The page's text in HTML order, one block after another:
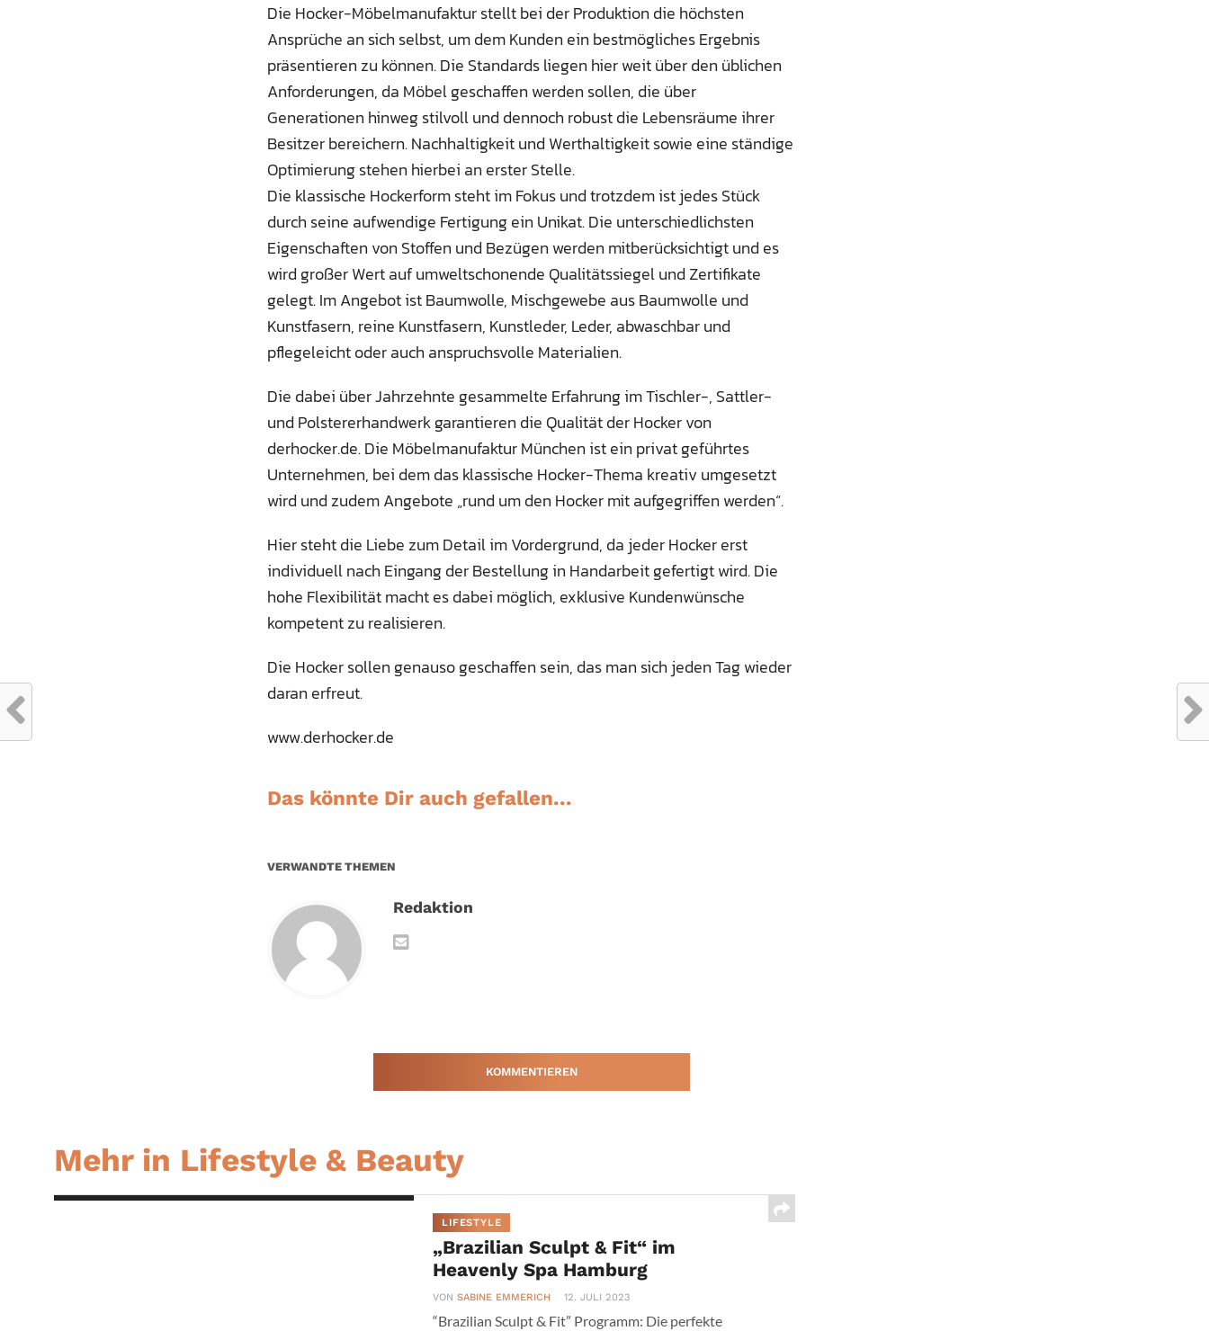
Die Hocker-Möbelmanufaktur stellt bei der Produktion die höchsten
Ansprüche an sich selbst, um dem Kunden ein bestmögliches Ergebnis
präsentieren zu können. Die Standards liegen hier weit über den üblichen
Anforderungen, da Möbel geschaffen werden sollen, die über
Generationen hinweg stilvoll und dennoch robust die Lebensräume ihrer
Besitzer bereichern. Nachhaltigkeit und Werthaltigkeit sowie eine ständige
Optimierung stehen hierbei an erster Stelle.
Die klassische Hockerform steht im Fokus und trotzdem ist jedes Stück
durch seine aufwendige Fertigung ein Unikat. Die unterschiedlichsten
Eigenschaften von Stoffen und Bezügen werden mitberücksichtigt und es
wird großer Wert auf umweltschonende Qualitätssiegel und Zertifikate
gelegt. Im Angebot ist Baumwolle, Mischgewebe aus Baumwolle und
Kunstfasern, reine Kunstfasern, Kunstleder, Leder, abwaschbar und
pflegeleicht oder auch anspruchsvolle Materialien.
Die dabei über Jahrzehnte gesammelte Erfahrung im Tischler-, Sattler-
und Polstererhandwerk garantieren die Qualität der Hocker von
derhocker.de. Die Möbelmanufaktur München ist ein privat geführtes
Unternehmen, bei dem das klassische Hocker-Thema kreativ umgesetzt
wird und zudem Angebote „rund um den Hocker mit aufgegriffen werden“.
Hier steht die Liebe zum Detail im Vordergrund, da jeder Hocker erst
individuell nach Eingang der Bestellung in Handarbeit gefertigt wird. Die
hohe Flexibilität macht es dabei möglich, exklusive Kundenwünsche
kompetent zu realisieren.
Die Hocker sollen genauso geschaffen sein, das man sich jeden Tag wieder
daran erfreut.
www.derhocker.de
Das könnte Dir auch gefallen...
VERWANDTE THEMEN
Redaktion
KOMMENTIEREN
Mehr in Lifestyle & Beauty
LIFESTYLE
„Brazilian Sculpt & Fit“ im
Heavenly Spa Hamburg
VONSABINE EMMERICH 12. JULI 2023
“Brazilian Sculpt & Fit” Programm: Die perfekte